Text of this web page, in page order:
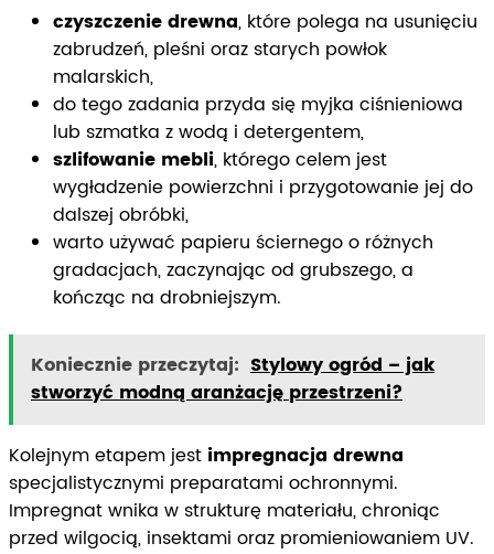
czyszczenie drewna, które polega na usunięciu
zabrudzeń, pleśni oraz starych powłok
malarskich,
do tego zadania przyda się myjka ciśnieniowa
lub szmatka z wodą i detergentem,
szlifowanie mebli, którego celem jest
wygładzenie powierzchni i przygotowanie jej do
dalszej obróbki,
warto używać papieru ściernego o różnych
gradacjach, zaczynając od grubszego, a
kończąc na drobniejszym.
Koniecznie przeczytaj: Stylowy ogród – jak
stworzyć modną aranżację przestrzeni?
Kolejnym etapem jest impregnacja drewna
specjalistycznymi preparatami ochronnymi.
Impregnat wnika w strukturę materiału, chroniąc
przed wilgocią, insektami oraz promieniowaniem UV.